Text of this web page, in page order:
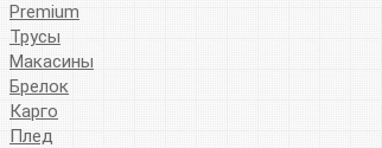
Premium
Трусы
Макасины
Брелок
Карго
Плед